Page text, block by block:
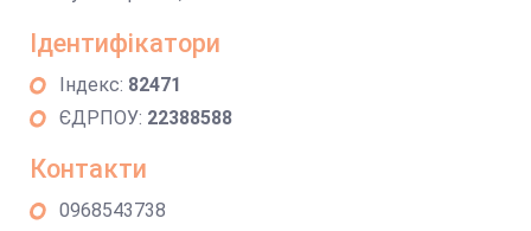
Ідентифікатори
Індекс: 82471
ЄДРПОУ: 22388588
Контакти
0968543738